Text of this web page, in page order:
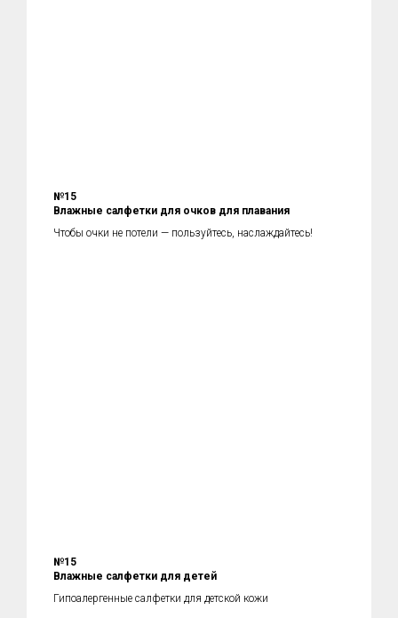
№15
Влажные салфетки для очков для плавания
Чтобы очки не потели — пользуйтесь, наслаждайтесь!
№15
Влажные салфетки для детей
Гипоалергенные салфетки для детской кожи